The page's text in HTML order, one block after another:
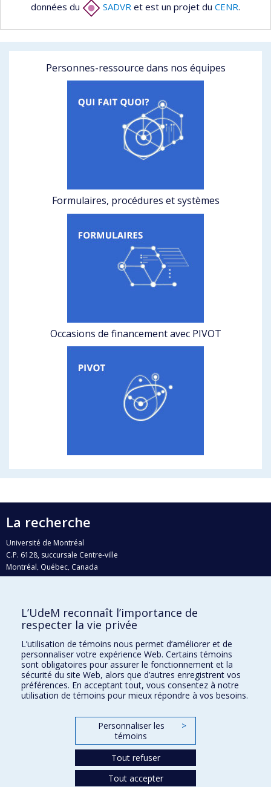
données du
SADVR et est un projet du CENR.
Personnes-ressource dans nos équipes
Formulaires, procédures et systèmes
Occasions de financement avec PIVOT
La recherche
Université de Montréal
C.P. 6128, succursale Centre-ville
Montréal, Québec, Canada
H3C 3J7
Qui fait quoi?
Nous trouver
Plan du site
Accessibilité
L’UdeM reconnaît l’importance de
respecter la vie privée
L’utilisation de témoins nous permet d’améliorer et de
personnaliser votre expérience Web. Certains témoins
sont obligatoires pour assurer le fonctionnement et la
sécurité du site Web, alors que d’autres enregistrent vos
préférences. En acceptant tout, vous consentez à notre
utilisation de témoins pour mieux répondre à vos besoins.
Personnaliser les
témoins
>
Tout refuser
Tout accepter